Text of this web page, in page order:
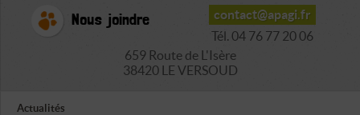
Nous joindre
contact@apagi.fr
Tél. 04 76 77 20 06
659 Route de L'Isère
38420 LE VERSOUD
Actualités